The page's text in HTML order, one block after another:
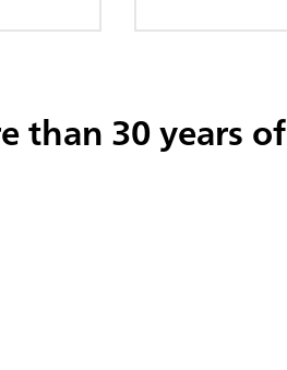
than 30 years of